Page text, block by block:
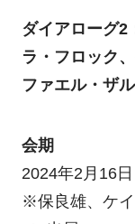
ダイアローグ2
ラ・フロック
ファエル・ザ
会期
2024年2月16
※保良雄、ケ